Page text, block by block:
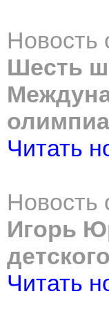
Новость
Шесть
Читать
Новость
Игорь
Читать